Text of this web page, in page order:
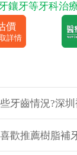
鑲牙等牙科治
價
詳情
牙齒情況?深圳
歡推薦樹脂補